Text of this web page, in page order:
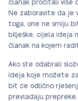
članak pročitali više
Ne zaboravite da je
toga, one ne smiju
bilješke, cijela ideja
članak na kojem
Ako ste odabrali
ideja koje možete
bit će odlično
prevladaju prepreke.